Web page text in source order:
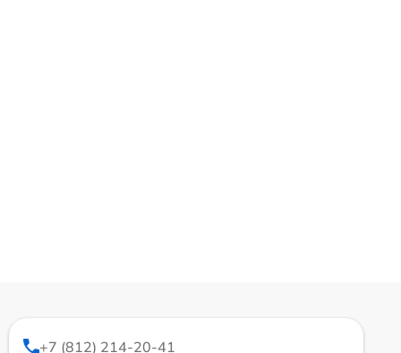
+7 (812) 214-20-41